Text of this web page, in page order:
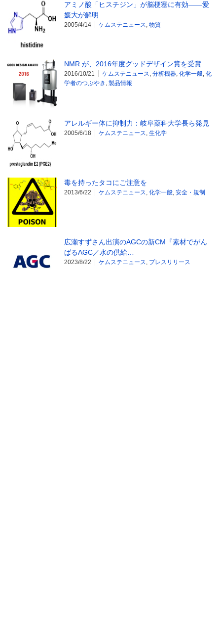
アミノ酸「ヒスチジン」が脳梗塞に有効――愛
媛大が解明
2005/4/14 ケムステニュース, 物質
NMR が、2016年度グッドデザイン賞を受賞
2016/10/21 ケムステニュース, 分析機器, 化学一般, 化
学者のつぶやき , 製品情報
アレルギー体に抑制力：岐阜薬科大学長ら発見
2005/6/18 ケムステニュース, 生化学
毒を持ったタコにご注意を
2013/6/22 ケムステニュース, 化学一般, 安全・規制
広瀬すずさん出演のAGCの新CM『素材でがん
ばるAGC／水の供給…
2023/8/22 ケムステニュース, プレスリリース